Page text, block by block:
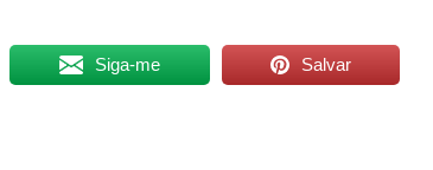
Siga-me Salvar